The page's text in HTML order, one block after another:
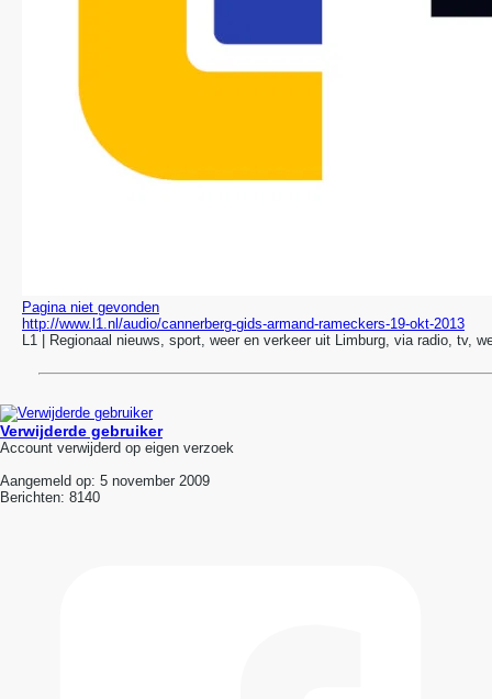
Pagina niet gevonden
http://www.l1.nl/audio/cannerberg-gids-armand-rameckers-19-okt-2013
L1 | Regionaal nieuws, sport, weer en verkeer uit Limburg, via radio, tv,
Verwijderde gebruiker
Account verwijderd op eigen verzoek
Aangemeld op: 5 november 2009
Berichten: 8140